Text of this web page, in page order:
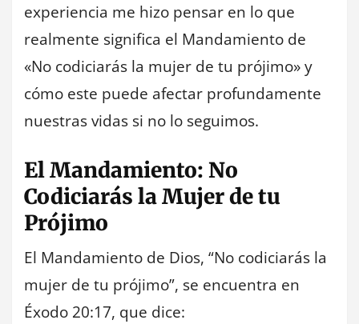
experiencia me hizo pensar en lo que
realmente significa el Mandamiento de
«No codiciarás la mujer de tu prójimo» y
cómo este puede afectar profundamente
nuestras vidas si no lo seguimos.
El Mandamiento: No
Codiciarás la Mujer de tu
Prójimo
El Mandamiento de Dios, “No codiciarás la
mujer de tu prójimo”, se encuentra en
Éxodo 20:17, que dice: